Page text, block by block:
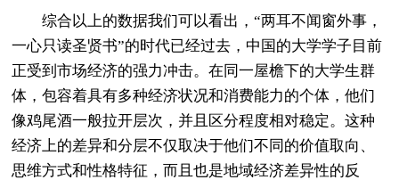
综合以上的数据我们可以看出，“两耳不闻窗外事，
一心只读圣贤书”的时代已经过去，中国的大学学子目前
正受到市场经济的强力冲击。在同一屋檐下的大学生群
体，包容着具有多种经济状况和消费能力的个体，他们
像鸡尾酒一般拉开层次，并且区分程度相对稳定。这种
经济上的差异和分层不仅取决于他们不同的价值取向、
思维方式和性格特征，而且也是地域经济差异性的反